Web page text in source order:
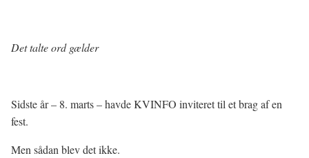
Det talte ord gælder
Sidste år – 8. marts – havde KVINFO inviteret til et brag af en
fest.
Men sådan blev det ikke.